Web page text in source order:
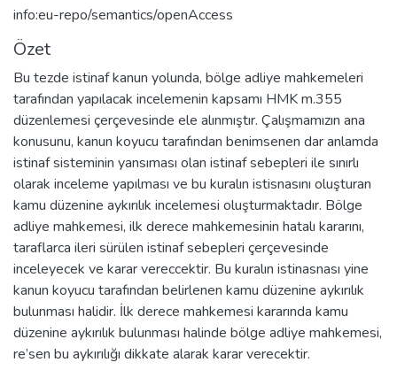
info:eu-repo/semantics/openAccess
Özet
Bu tezde istinaf kanun yolunda, bölge adliye mahkemeleri
tarafından yapılacak incelemenin kapsamı HMK m.355
düzenlemesi çerçevesinde ele alınmıştır. Çalışmamızın ana
konusunu, kanun koyucu tarafından benimsenen dar anlamda
istinaf sisteminin yansıması olan istinaf sebepleri ile sınırlı
olarak inceleme yapılması ve bu kuralın istisnasını oluşturan
kamu düzenine aykırılık incelemesi oluşturmaktadır. Bölge
adliye mahkemesi, ilk derece mahkemesinin hatalı kararını,
taraflarca ileri sürülen istinaf sebepleri çerçevesinde
inceleyecek ve karar vereccektir. Bu kuralın istinasnası yine
kanun koyucu tarafından belirlenen kamu düzenine aykırılık
bulunması halidir. İlk derece mahkemesi kararında kamu
düzenine aykırılık bulunması halinde bölge adliye mahkemesi,
re’sen bu aykırılığı dikkate alarak karar verecektir.